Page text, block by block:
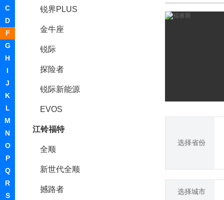
C
D
F
G
H
I
J
K
L
M
N
O
P
Q
R
S
锐界PLUS
金牛座
锐际
探险者
锐际新能源
EVOS
江铃福特
全顺
新世代全顺
撼路者
选择省份
选择城市